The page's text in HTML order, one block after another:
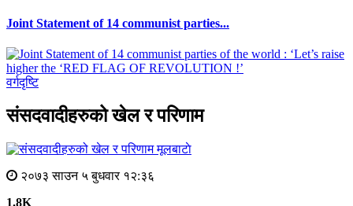
Joint Statement of 14 communist parties...
वर्गदृष्टि
संसदवादीहरुको खेल र परिणाम
मूलबाटाे
२०७३ साउन ५ बुधवार १२:३६
1.8K